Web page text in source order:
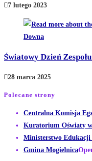
7 lutego 2023
Światowy Dzień
28 marca 2025
Polecane strony
Centralna Komisja
Kuratorium Oświaty
Ministerstwo Edukacji
Gmina Mogielnica